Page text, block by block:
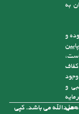
به
و
و
محل
عبدالله می باشد. کپی